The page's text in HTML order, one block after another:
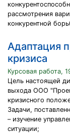
рассмотрения
конкурентной
Адаптация
кризиса
Курсовая работа,
Цель настоящей
выхода ООО
кризисного
Задачи,
– изучение
ситуации;